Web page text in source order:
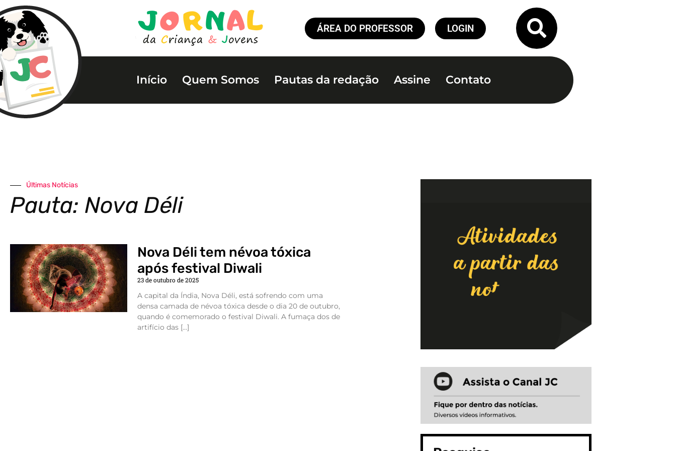
ÁREA DO PROFESSOR LOGIN
Início Quem Somos Pautas da redação Assine Contato
Últimas Notícias
Pauta: Nova Déli
Nova Déli tem névoa tóxica
após festival Diwali
23 de outubro de 2025
A capital da Índia, Nova Déli, está sofrendo com uma
densa camada de névoa tóxica desde o dia 20 de outubro,
quando é comemorado o festival Diwali. A fumaça dos de
artifício das […]